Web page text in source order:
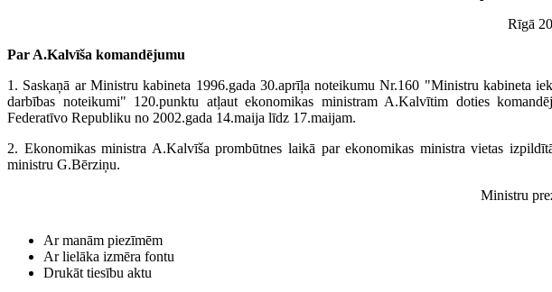
Rīgā
Par A.Kalvīša komandējumu
1. Saskaņā ar Ministru kabineta 1996.gada 30.aprīļa noteikumu Nr.160 "Ministru kabineta
darbības noteikumi" 120.punktu atļaut ekonomikas ministram A.Kalvītim doties
Federatīvo Republiku no 2002.gada 14.maija līdz 17.maijam.
2. Ekonomikas ministra A.Kalvīša prombūtnes laikā par ekonomikas ministra vietas
ministru G.Bērziņu.
Ministru
Ar manām piezīmēm
Ar lielāka izmēra fontu
Drukāt tiesību aktu